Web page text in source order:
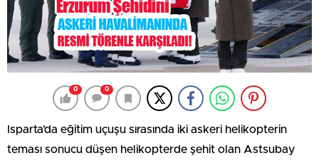
0 0
Isparta’da eğitim uçuşu sırasında iki askeri helikopterin
teması sonucu düşen helikopterde şehit olan Astsubay